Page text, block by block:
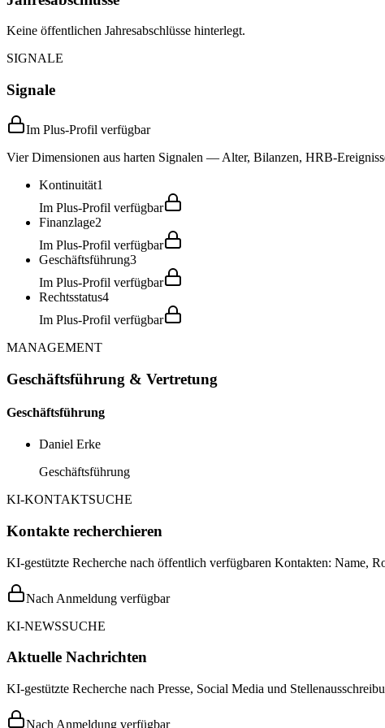
Keine öffentlichen Jahresabschlüsse hinterlegt.
SIGNALE
Signale
Im Plus-Profil verfügbar
Vier Dimensionen aus harten Signalen — Alter, Bilanzen, HRB-
Kontinuität1
Im Plus-Profil verfügbar
Finanzlage2
Im Plus-Profil verfügbar
Geschäftsführung3
Im Plus-Profil verfügbar
Rechtsstatus4
Im Plus-Profil verfügbar
MANAGEMENT
Geschäftsführung & Vertretung
Geschäftsführung
Daniel Erke
Geschäftsführung
KI-KONTAKTSUCHE
Kontakte recherchieren
KI-gestützte Recherche nach öffentlich verfügbaren Kontakten: Name,
Nach Anmeldung verfügbar
KI-NEWSSUCHE
Aktuelle Nachrichten
KI-gestützte Recherche nach Presse, Social Media und
Nach Anmeldung verfügbar